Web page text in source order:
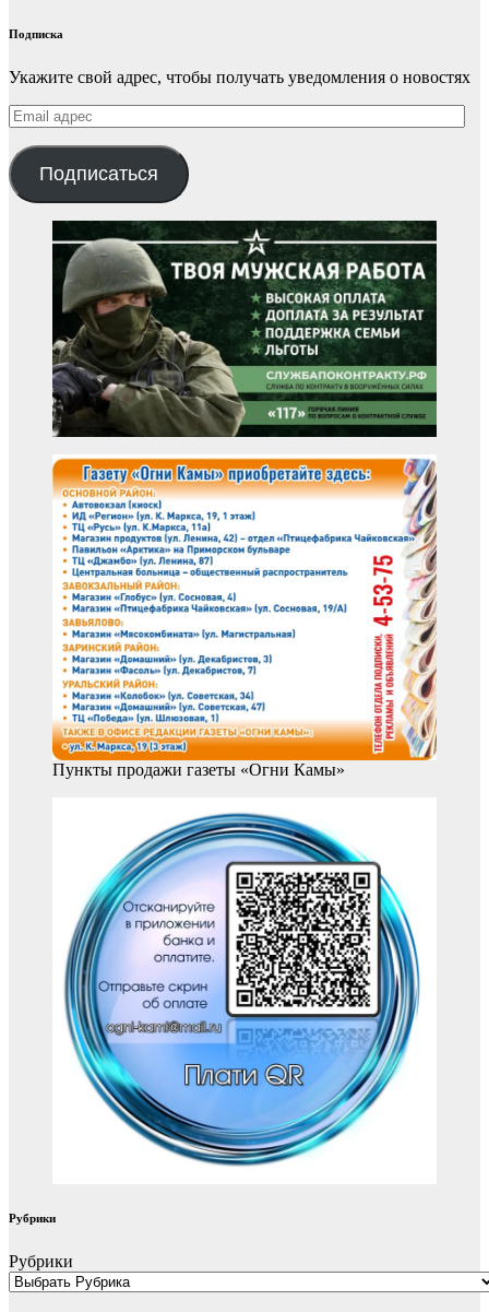
Подписка
Укажите свой адрес, чтобы получать уведомления о новостях
Email
адрес
Подписаться
Пункты продажи газеты «Огни Камы»
Рубрики
Рубрики